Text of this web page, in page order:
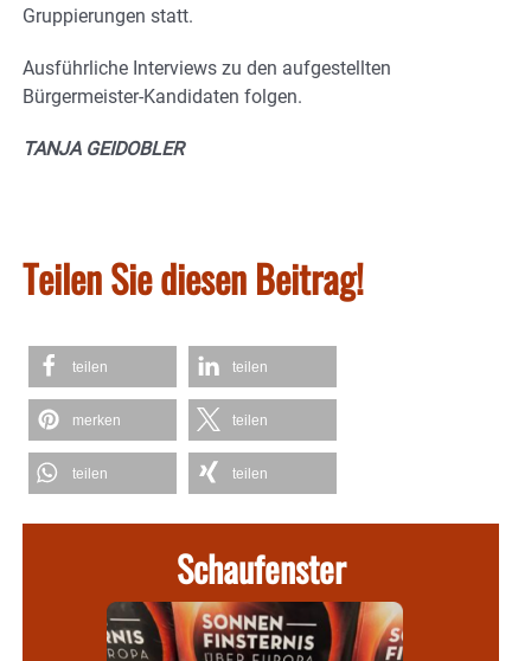
Gruppierungen statt.
Ausführliche Interviews zu den aufgestellten
Bürgermeister-Kandidaten folgen.
TANJA GEIDOBLER
Teilen Sie diesen Beitrag!
teilen teilen
merken teilen
teilen teilen
Schaufenster